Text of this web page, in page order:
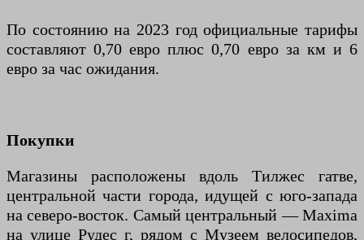
По состоянию на 2023 год официальные тарифы
составляют 0,70 евро плюс 0,70 евро за км и 6
евро за час ожидания.
Покупки
Магазины расположены вдоль Тилжес гатве,
центральной части города, идущей с юго-запада
на северо-восток. Самый центральный — Maxima
на улице Рудес г, рядом с Музеем велосипедов,